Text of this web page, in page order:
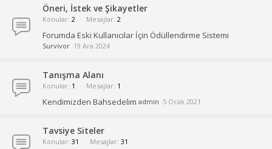
Öneri, İstek ve Şikayetler
Konular 2 Mesajlar 2
Forumda Eski Kullanıcılar İçin Ödüllendirme Sistemi
Survivor 19 Ara 2024
Tanışma Alanı
Konular 1 Mesajlar 1
Kendimizden Bahsedelim admin 5 Ocak 2021
Tavsiye Siteler
Konular 31 Mesajlar 31